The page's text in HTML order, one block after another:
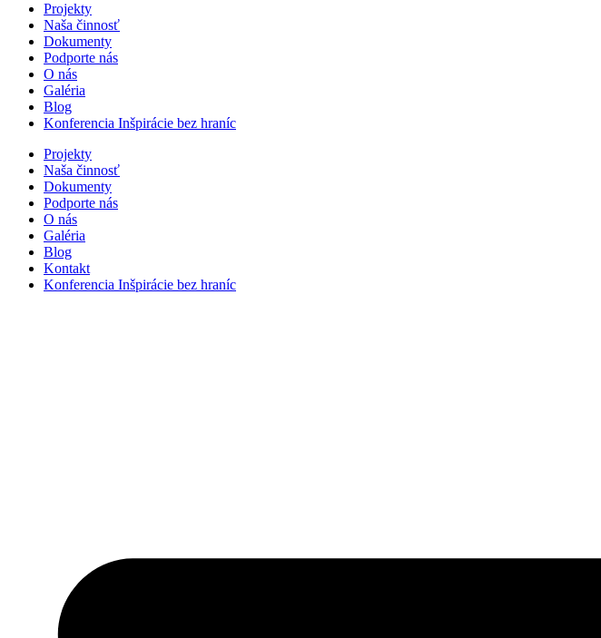
Projekty
Naša činnosť
Dokumenty
Podporte nás
O nás
Galéria
Blog
Konferencia Inšpirácie bez hraníc
Projekty
Naša činnosť
Dokumenty
Podporte nás
O nás
Galéria
Blog
Kontakt
Konferencia Inšpirácie bez hraníc